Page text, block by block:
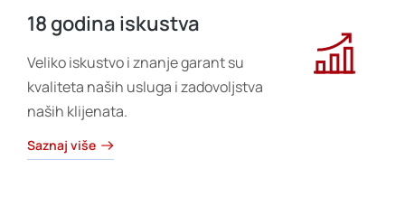
18 godina iskustva
Veliko iskustvo i znanje garant su
kvaliteta naših usluga i zadovoljstva
naših klijenata.
Saznaj više